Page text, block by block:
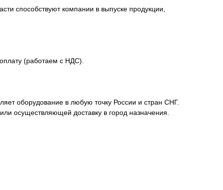
способствуют компании в выпуске продукции,
(работаем с НДС).
оборудование в любую точку России и стран СНГ.
осуществляющей доставку в город назначения.